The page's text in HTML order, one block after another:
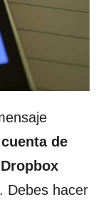
de
Debes hacer